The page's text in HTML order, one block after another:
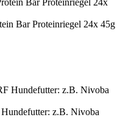
Bar Proteinriegel 24x 45g
z.B. Nivoba